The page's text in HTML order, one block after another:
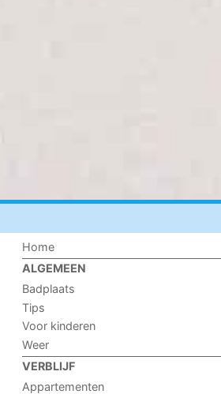
Home
ALGEMEEN
Badplaats
Tips
Voor kinderen
Weer
VERBLIJF
Appartementen